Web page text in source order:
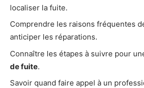
localiser la fuite.
Comprendre les raisons fréquentes
anticiper les réparations.
Connaître les étapes à suivre pour
de fuite.
Savoir quand faire appel à un